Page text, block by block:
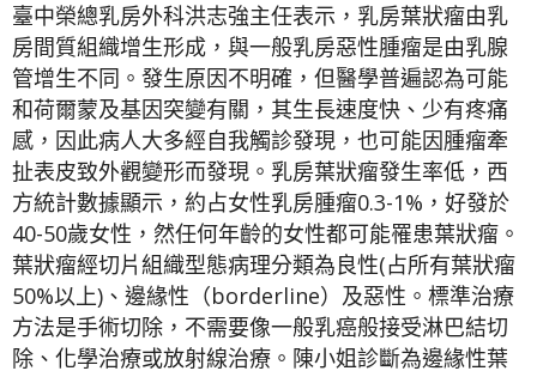
臺中榮總乳房外科洪志強主任表示，乳房葉狀瘤由乳
房間質組織增生形成，與一般乳房惡性腫瘤是由乳腺
管增生不同。發生原因不明確，但醫學普遍認為可能
和荷爾蒙及基因突變有關，其生長速度快、少有疼痛
感，因此病人大多經自我觸診發現，也可能因腫瘤牽
扯表皮致外觀變形而發現。乳房葉狀瘤發生率低，西
方統計數據顯示，約占女性乳房腫瘤0.3-1%，好發於
40-50歲女性，然任何年齡的女性都可能罹患葉狀瘤。
葉狀瘤經切片組織型態病理分類為良性(占所有葉狀瘤
50%以上)、邊緣性（borderline）及惡性。標準治療
方法是手術切除，不需要像一般乳癌般接受淋巴結切
除、化學治療或放射線治療。陳小姐診斷為邊緣性葉